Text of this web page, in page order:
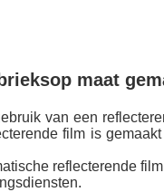
maat
van een
film is
reflecterende